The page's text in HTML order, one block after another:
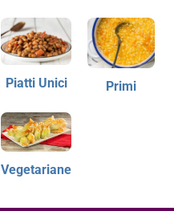
Piatti Unici Primi
Vegetariane